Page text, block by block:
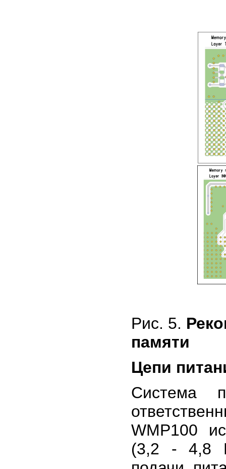
Рис. 5.
памяти
Цепи
Система
WMP100
(3,2 - 4,8